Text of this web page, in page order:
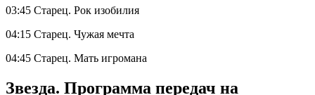
03:45 Старец. Рок изобилия
04:15 Старец. Чужая мечта
04:45 Старец. Мать игромана
Звезда. Программа передач на